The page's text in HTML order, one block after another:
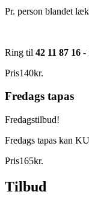
Pr. person blandet
Ring til 42 11 87 16 -
Pris140kr.
Fredags tapas
Fredagstilbud!
Fredags tapas kan
Pris165kr.
Tilbud